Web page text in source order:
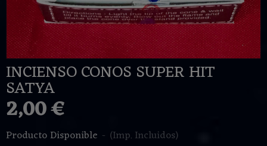
INCIENSO CONOS SUPER HIT
SATYA
2,00 €
Producto Disponible - (Imp. Incluidos)